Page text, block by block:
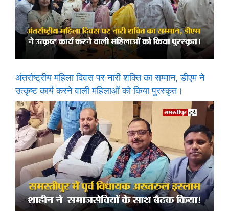
अंतर्राष्ट्रीय महिला दिवस पर नारी शक्ति का सम्मान, डीएम ने
उत्कृष्ट कार्य करने वाली महिलाओं को किया पुरस्कृत।